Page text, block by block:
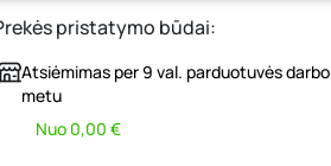
pristatymo būdai:
Atsiėmimas per 9 val. parduotuvės darbo
metu
Nuo 0,00 €